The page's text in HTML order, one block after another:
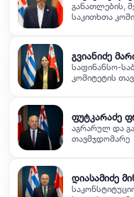
განათლების,
საკითხთა
გვიანიძე
საფინანსო-
კომიტეტის
ფუტკარაძე
აგრარულ და
თავმჯდომარე
დიასამიძე